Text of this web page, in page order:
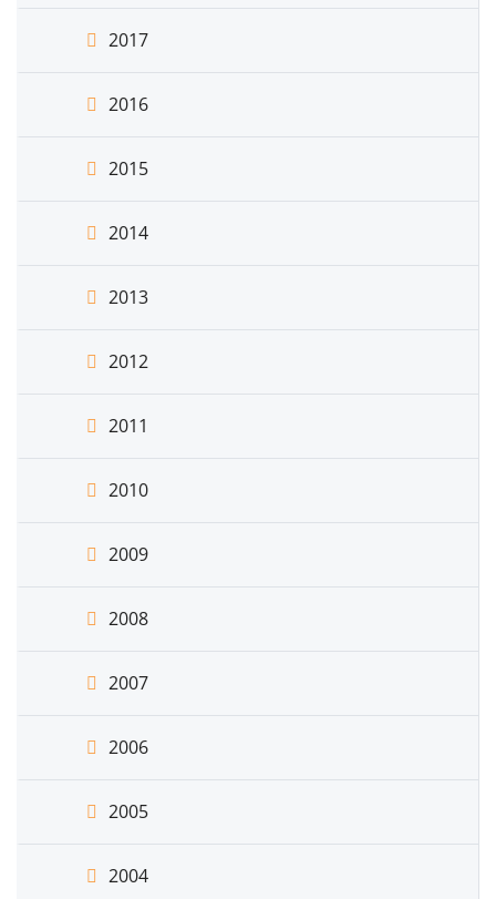
2017
2016
2015
2014
2013
2012
2011
2010
2009
2008
2007
2006
2005
2004